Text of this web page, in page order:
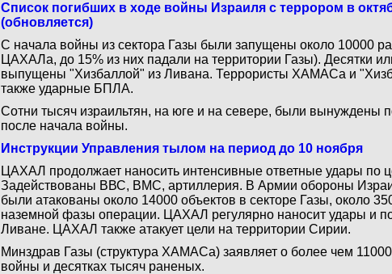
Список погибших в ходе войны Израиля с террором в
(обновляется)
С начала войны из сектора Газы были запущены около 10000
ЦАХАЛа, до 15% из них падали на территории Газы). Десятки
выпущены "Хизбаллой" из Ливана. Террористы ХАМАСа и
также ударные БПЛА.
Сотни тысяч израильтян, на юге и на севере, были вынуждены
после начала войны.
Инструкции Управления тылом на период до 10 ноября
ЦАХАЛ продолжает наносить интенсивные ответные удары по
Задействованы ВВС, ВМС, артиллерия. В Армии обороны
были атакованы около 14000 объектов в секторе Газы, около
наземной фазы операции. ЦАХАЛ регулярно наносит удары и
Ливане. ЦАХАЛ также атакует цели на территории Сирии.
Минздрав Газы (структура ХАМАСа) заявляет о более чем
войны и десятках тысяч раненых.